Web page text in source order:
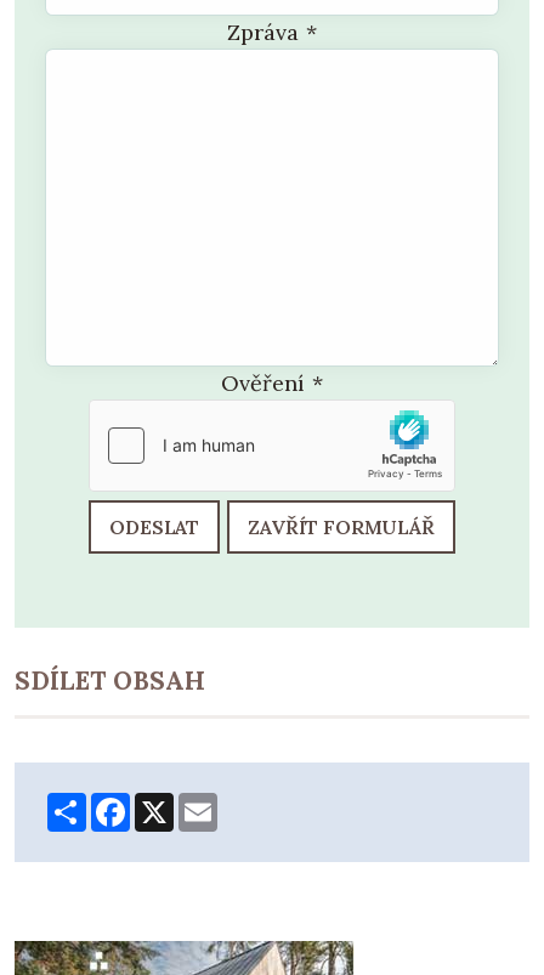
Zpráva *
Ověření *
ODESLAT ZAVŘÍT FORMULÁŘ
SDÍLET OBSAH
ShareFacebook
X